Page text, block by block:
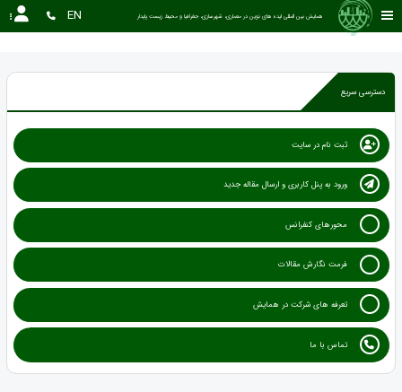
همایش بین المللی ایده های نوین در معماری، شهرسازی، جغرافیا و محیط زیست پایدار EN
دسترسی سریع
ثبت نام در سایت
ورود به پنل کاربری و ارسال مقاله جدید
محورهای کنفرانس
فرمت نگارش مقالات
تعرفه های شرکت در همایش
تماس با ما